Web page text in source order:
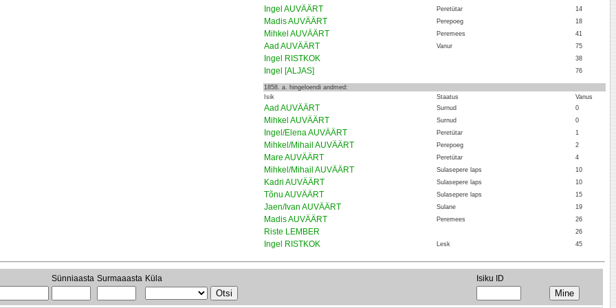
Ingel AUVÄÄRT Peretütar 14
Madis AUVÄÄRT Perepoeg 18
Mihkel AUVÄÄRT Peremees 41
Aad AUVÄÄRT Vanur 75
Ingel RISTKOK 38
Ingel [ALJAS] 76
1858. a. hingeloendi andmed:
Isik
Staatus Vanus
Aad AUVÄÄRT Surnud 0
Mihkel AUVÄÄRT Surnud 0
Ingel/Elena AUVÄÄRT Peretütar 1
Mihkel/Mihail AUVÄÄRT Perepoeg 2
Mare AUVÄÄRT Peretütar 4
Mihkel/Mihail AUVÄÄRT Sulasepere laps 10
Kadri AUVÄÄRT Sulasepere laps 10
Tõnu AUVÄÄRT Sulasepere laps 15
Jaen/Ivan AUVÄÄRT Sulane 19
Madis AUVÄÄRT Peremees 26
Riste LEMBER 26
Ingel RISTKOK Lesk 45
Sünniaasta Surmaaasta Küla Isiku ID